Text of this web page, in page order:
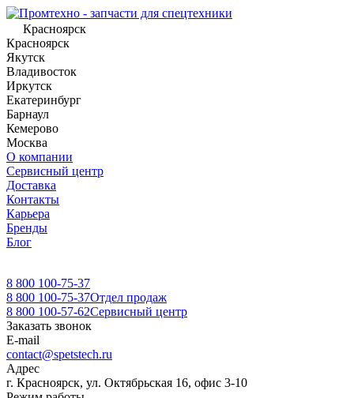
Красноярск
Красноярск
Якутск
Владивосток
Иркутск
Екатеринбург
Барнаул
Кемерово
Москва
О компании
Сервисный центр
Доставка
Контакты
Карьера
Бренды
Блог
8 800 100-75-37
8 800 100-75-37Отдел продаж
8 800 100-57-62Сервисный центр
Заказать звонок
E-mail
contact@spetstech.ru
Адрес
г. Красноярск, ул. Октябрьская 16, офис 3-10